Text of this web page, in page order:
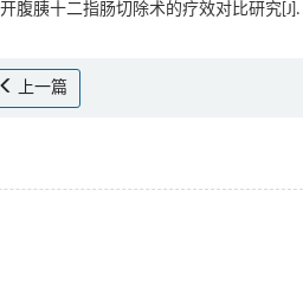
腹胰十二指肠切除术的疗效对比研究[J].
上一篇